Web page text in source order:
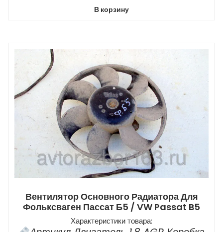
В корзину
Вентилятор Основного Радиатора Для
Фольксваген Пассат Б5 / VW Passat B5
Характеристики товара: